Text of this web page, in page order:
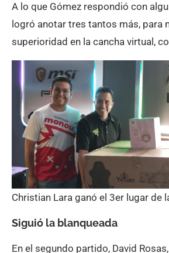
A lo que Gómez respondió con
logró anotar tres tantos más, para
superioridad en la cancha virtual,
Christian Lara ganó el 3er lugar de
Siguió la blanqueada
En el segundo partido, David